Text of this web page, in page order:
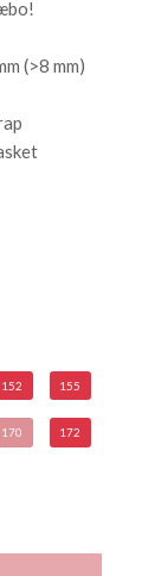
(>8 mm)
152 155
170 172